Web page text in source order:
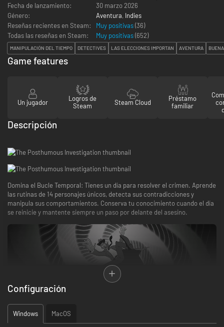
Fecha de lanzamiento:
30 marzo 2026
Género:
Aventura, Indies
Reseñas recientes en Steam:
Muy positivas(36)
Todas las reseñas en Steam:
Muy positivas(652)
MANIPULACIÓN DEL TIEMPO DETECTIVES LAS ELECCIONES IMPORTAN AVENTURA
Game features
Un jugador
Logros de
Steam
Steam Cloud
Préstamo
familiar
Descripción
Domina el Bucle Temporal: Tienes un día para resolver el crimen. Aprende
las rutinas de 14 personajes únicos, detecta sus contradicciones y
manipula sus comportamientos. Conserva tu conocimiento cuando el día
se reinicie y mantente siempre un paso por delante del asesino.
Sin guiarte de la mano. Usa tu "Tablero de Investigación" para conectar
pruebas, reconstruir la línea temporal y acusar al culpable. Solo la lógica
Configuración
Windows MacOS